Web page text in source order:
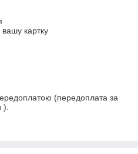
картку
(передоплата за
).